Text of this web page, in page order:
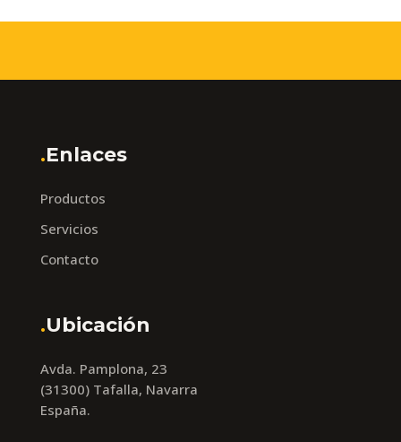
.Enlaces
Productos
Servicios
Contacto
.Ubicación
Avda. Pamplona, 23
(31300) Tafalla, Navarra
España.